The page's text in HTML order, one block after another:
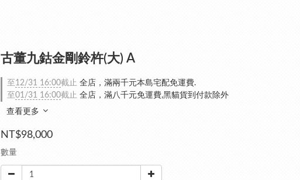
古董九鈷金剛鈴杵(大) A
至 12/31 16:00截止 全店，滿兩千元本島宅配免運費.
至01/31 16:00截止 全店，滿八千元免運費,黑貓貨到付款除外
查看更多
NT$98,000
數量